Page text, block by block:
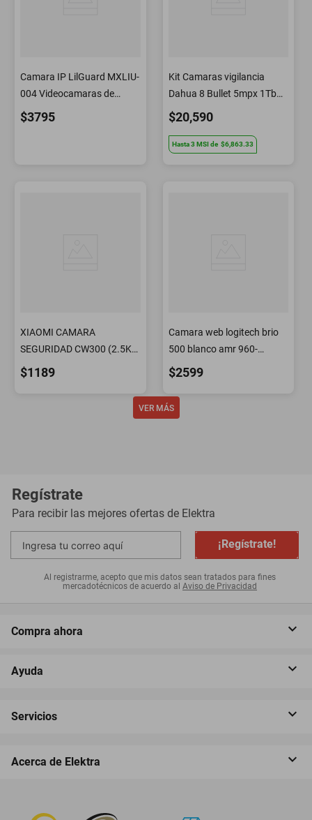
Camara IP LilGuard MXLIU-
004 Videocamaras de
Seguridad
$3795
Kit Camaras vigilancia
Dahua 8 Bullet 5mpx 1Tb
Almacena Movimiento
$20,590
Hasta3 MSIde $6,863.33
XIAOMI CAMARA
SEGURIDAD CW300 (2.5K)
WIFI SMART
$1189
Camara web logitech brio
500 blanco amr 960-
001426
$2599
Regístrate
Para recibir las mejores ofertas de Elektra
¡Regístrate!
Al registrarme, acepto que mis datos sean tratados para fines
mercadotécnicos de acuerdo al Aviso de Privacidad
Compra ahora
Ayuda
Servicios
Acerca de Elektra